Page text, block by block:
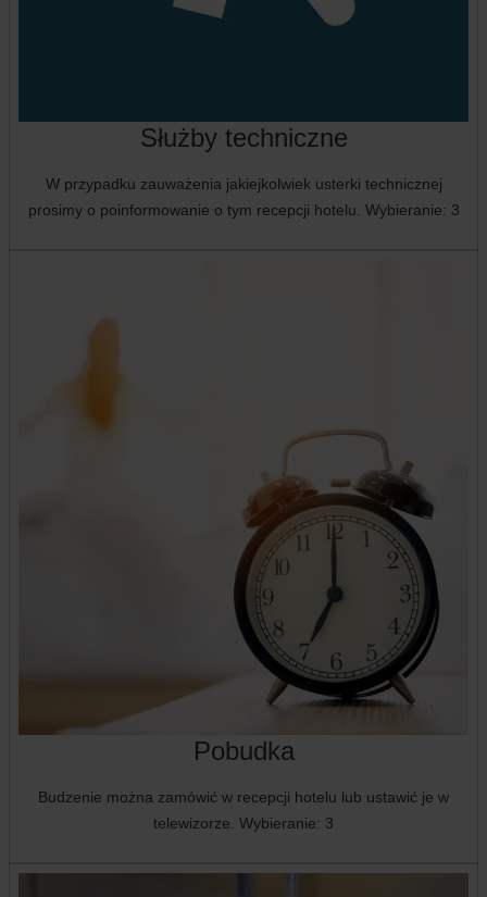
Służby techniczne
W przypadku zauważenia jakiejkolwiek usterki technicznej
prosimy o poinformowanie o tym recepcji hotelu. Wybieranie: 3
Pobudka
Budzenie można zamówić w recepcji hotelu lub ustawić je w
telewizorze. Wybieranie: 3